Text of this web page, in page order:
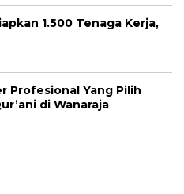
1.500 Tenaga Kerja,
Profesional Yang Pilih
di Wanaraja